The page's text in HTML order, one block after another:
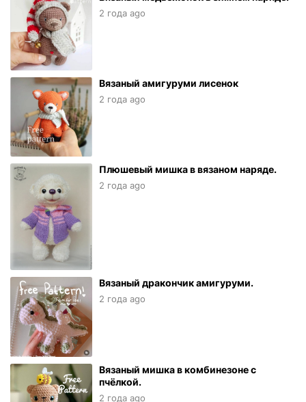
2 года ago
Вязаный амигуруми лисенок
2 года ago
Плюшевый мишка в вязаном наряде.
2 года ago
Вязаный дракончик амигуруми.
2 года ago
Вязаный мишка в комбинезоне с
пчёлкой.
2 года ago